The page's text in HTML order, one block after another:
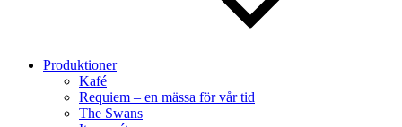
Produktioner
Kafé
Requiem – en mässa för vår tid
The Swans